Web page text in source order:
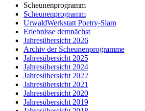
Scheunenprogramm
Scheunenprogramm
UrwaldWerkstatt Poetry-Slam
Erlebnisse demnächst
Jahresübersicht 2026
Archiv der Scheunenprogramme
Jahresübersicht 2025
Jahresübersicht 2024
Jahresübersicht 2022
Jahresübersicht 2021
Jahresübersicht 2020
Jahresübersicht 2019